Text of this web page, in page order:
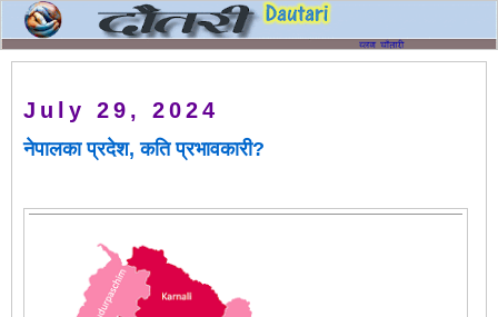
July 29, 2024
नेपालका प्रदेश, कति प्रभावकारी?